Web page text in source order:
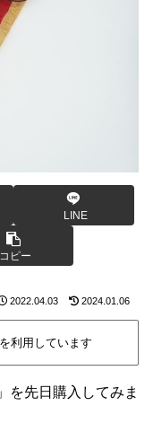
LINE
コピー
2022.04.03 2024.01.06
利用しています
を先日購入してみま